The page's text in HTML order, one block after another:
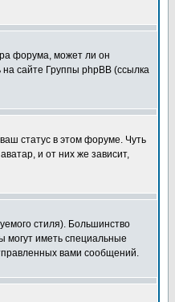
форума, может ли он
сайте Группы phpBB (ссылка
статус в этом форуме. Чуть
и от них же зависит,
стиля). Большинство
могут иметь специальные
вами сообщений.